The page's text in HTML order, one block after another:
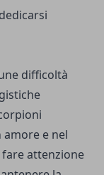
difficoltà
e nel
attenzione